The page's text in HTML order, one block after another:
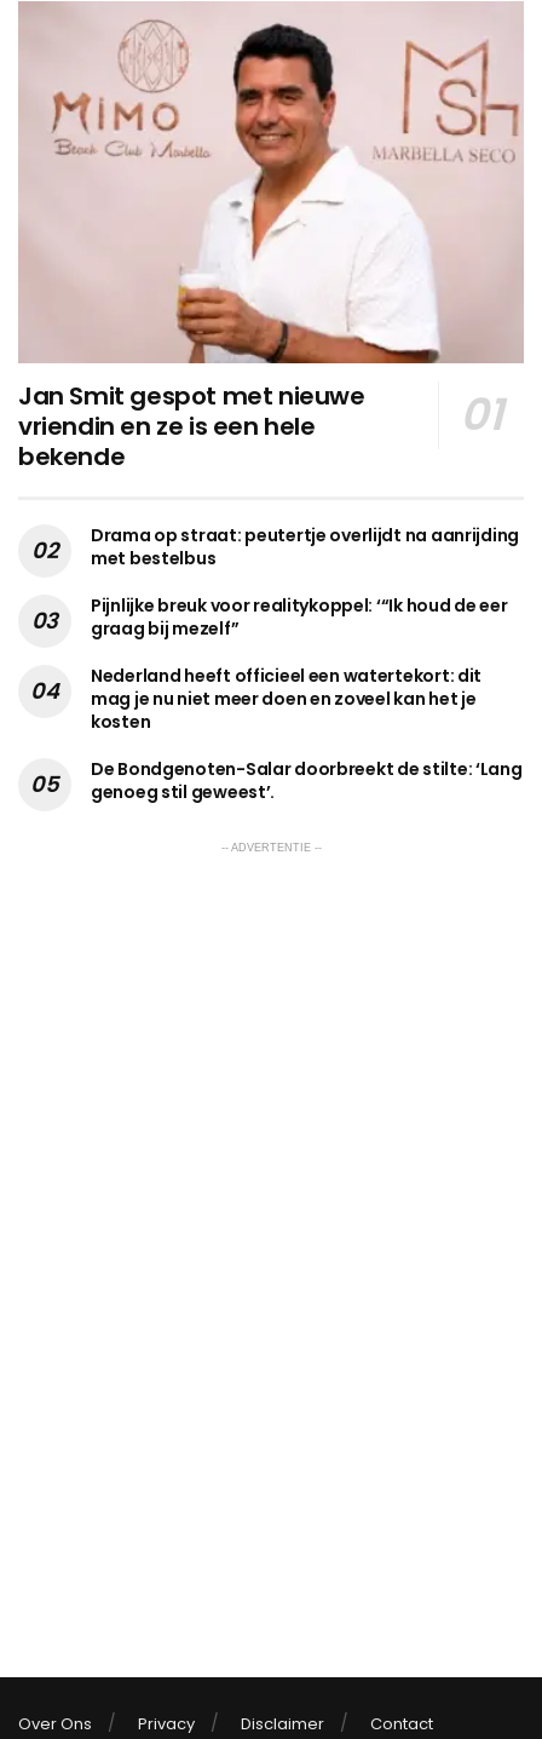
Jan Smit gespot met nieuwe
vriendin en ze is een hele
bekende
Drama op straat: peutertje overlijdt na aanrijding
met bestelbus
Pijnlijke breuk voor realitykoppel: ‘“Ik houd de eer
graag bij mezelf”
Nederland heeft officieel een watertekort: dit
mag je nu niet meer doen en zoveel kan het je
kosten
De Bondgenoten-Salar doorbreekt de stilte: ‘Lang
genoeg stil geweest’.
-- ADVERTENTIE --
Over Ons Privacy Disclaimer Contact